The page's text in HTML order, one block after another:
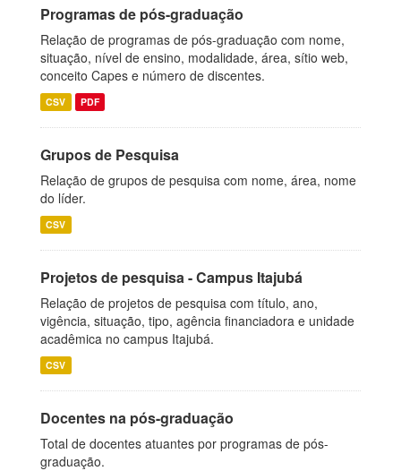
Programas de pós-graduação
Relação de programas de pós-graduação com nome,
situação, nível de ensino, modalidade, área, sítio web,
conceito Capes e número de discentes.
CSV PDF
Grupos de Pesquisa
Relação de grupos de pesquisa com nome, área, nome
do líder.
CSV
Projetos de pesquisa - Campus Itajubá
Relação de projetos de pesquisa com título, ano,
vigência, situação, tipo, agência financiadora e unidade
acadêmica no campus Itajubá.
CSV
Docentes na pós-graduação
Total de docentes atuantes por programas de pós-
graduação.